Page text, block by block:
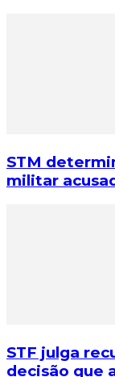
STM
militar
STF julga
decisão que